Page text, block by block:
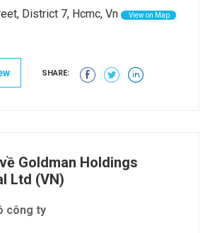
District 7, Hcmc, Vn
View on Map
SHARE:
Goldman Holdings
Ltd (VN)
công ty